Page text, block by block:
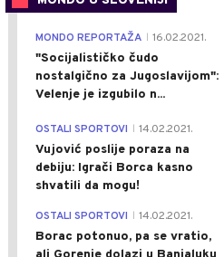
MONDO REPORTAŽA 16.02.2021.
"Socijalističko čudo
nostalgično za Jugoslavijom":
Velenje je izgubilo n...
OSTALI SPORTOVI 14.02.2021.
Vujović poslije poraza na
debiju: Igrači Borca kasno
shvatili da mogu!
OSTALI SPORTOVI 14.02.2021.
Borac potonuo, pa se vratio,